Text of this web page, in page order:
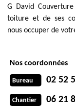
G David
toiture et de ses
nous occuper de
Nos coordonnées
Bureau 02 52
Chantier 06 21